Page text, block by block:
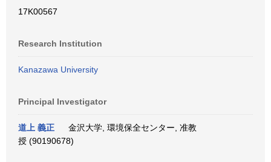
17K00567
Research Institution
Kanazawa University
Principal Investigator
道上 義正
金沢大学, 環境保全センター, 准教
授 (90190678)